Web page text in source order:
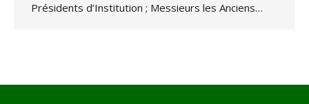
Présidents d’Institution ; Messieurs les Anciens…